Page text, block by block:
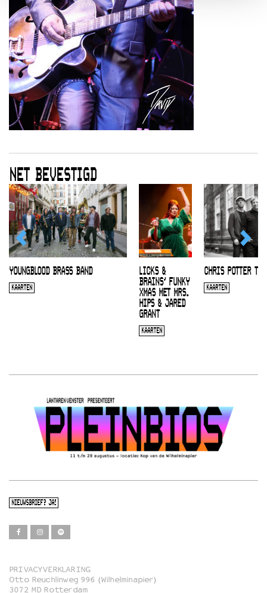
NET BEVESTIGD
YOUNGBLOOD BRASS BAND
KAARTEN
LICKS &
BRAINS’ FUNKY
XMAS MET MRS.
HIPS & JARED
GRANT
KAARTEN
CHRIS POTTER
KAARTEN
NIEUWSBRIEF? JA!
Film
PRIVACYVERKLARING
Otto Reuchlinweg 996 (Wilhelminapier)
3072 MD Rotterdam